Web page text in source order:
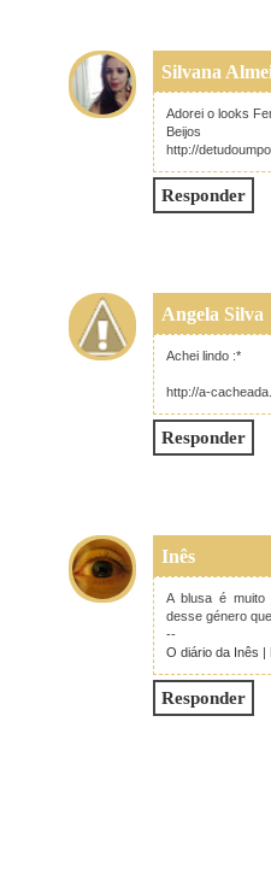
Silvana
Adorei o looks
Beijos
http://
Responder
Angela Silva
Achei lindo :*
http://a-
Responder
Inês
A blusa é muito
desse género
--
O diário da Inês |
Responder